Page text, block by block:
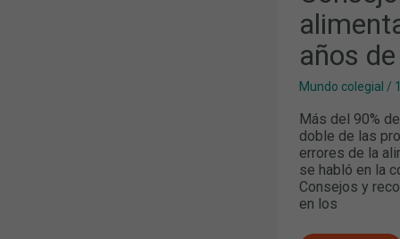
años
Mundo colegial /
Más del 90%
doble de las
errores de la
se habló en la
Consejos y
en los
DE
VIDA